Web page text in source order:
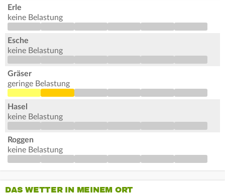
Erle
keine Belastung
Esche
keine Belastung
Gräser
geringe Belastung
Hasel
keine Belastung
Roggen
keine Belastung
DAS WETTER IN MEINEM ORT